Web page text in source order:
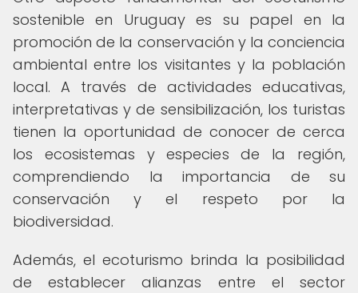
sostenible en Uruguay es su papel en la
promoción de la conservación y la conciencia
ambiental entre los visitantes y la población
local. A través de actividades educativas,
interpretativas y de sensibilización, los turistas
tienen la oportunidad de conocer de cerca
los ecosistemas y especies de la región,
comprendiendo la importancia de su
conservación y el respeto por la
biodiversidad.
Además, el ecoturismo brinda la posibilidad
de establecer alianzas entre el sector